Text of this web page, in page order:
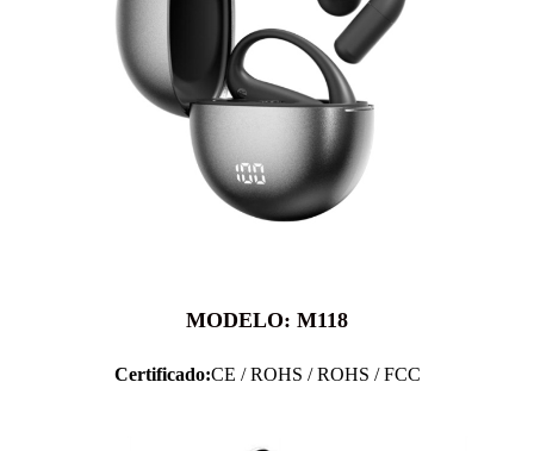
MODELO: M118
Certificado:CE / ROHS / ROHS / FCC